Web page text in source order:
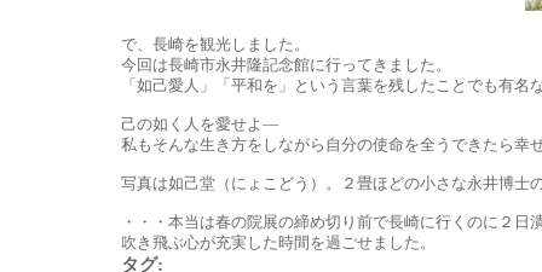
で、長崎を観光しました。
今回は長崎市永井隆記念館に行ってきました。
「如己愛人」「平和を」という言葉を残したことでも有
己の如く人を愛せよ―
私もそんな生き方をしながら自分の使命を全うできたら幸
写真は如己堂（にょこどう）。２畳ほどの小さな永井博士
・・・本当は春の院展の締め切り前で長崎に行くのに２
吹き飛ぶ心が充実した時間を過ごせました。
タグ: